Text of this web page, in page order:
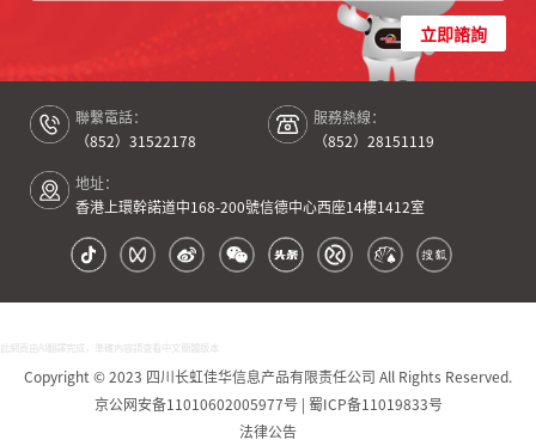
立即諮詢
聯繫電話：
（852）31522178
服務熱線：
（852）28151119
地址：
香港上環幹諾道中168-200號信德中心西座14樓1412室
此網頁由AI翻譯完成，準確內容請查看中文簡體版本
Copyright © 2023 四川长虹佳华信息产品有限责任公司 All Rights Reserved.
京公网安备11010602005977号 | 蜀ICP备11019833号
法律公告